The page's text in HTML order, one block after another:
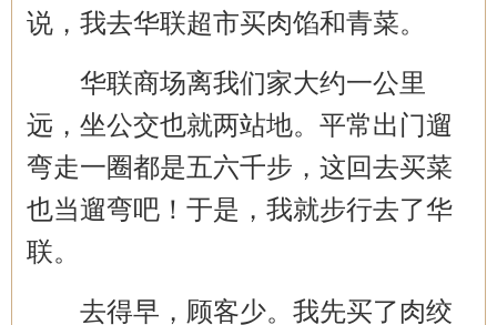
说，我去华联超市买肉馅和青菜。
华联商场离我们家大约一公里
远，坐公交也就两站地。平常出门遛
弯走一圈都是五六千步，这回去买菜
也当遛弯吧！于是，我就步行去了华
联。
去得早，顾客少。我先买了肉绞